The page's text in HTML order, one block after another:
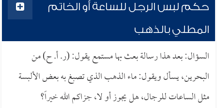
حكم لبس الرجل للساعة أو الخاتم
المطلي بالذهب
السؤال: بعد هذا رسالة بعث بها مستمع يقول: (ر. أ. ح) من
البحرين، يسأل ويقول: ماء الذهب الذي تصبغ به بعض الألبسة
مثل الساعات للرجال، هل يجوز أو لا، جزاكم الله خيراً؟